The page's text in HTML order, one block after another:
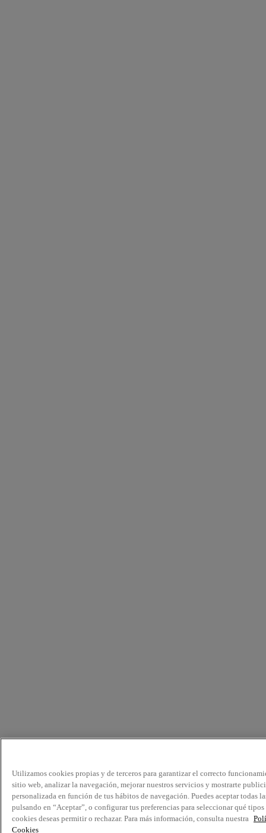
Utilizamos cookies propias y de terceros para garantizar el correcto
sitio web, analizar la navegación, mejorar nuestros servicios y mostrarte
personalizada en función de tus hábitos de navegación. Puedes aceptar todas
pulsando en “Aceptar”, o configurar tus preferencias para seleccionar qué tipos
cookies deseas permitir o rechazar. Para más información, consulta nuestra
Cookies